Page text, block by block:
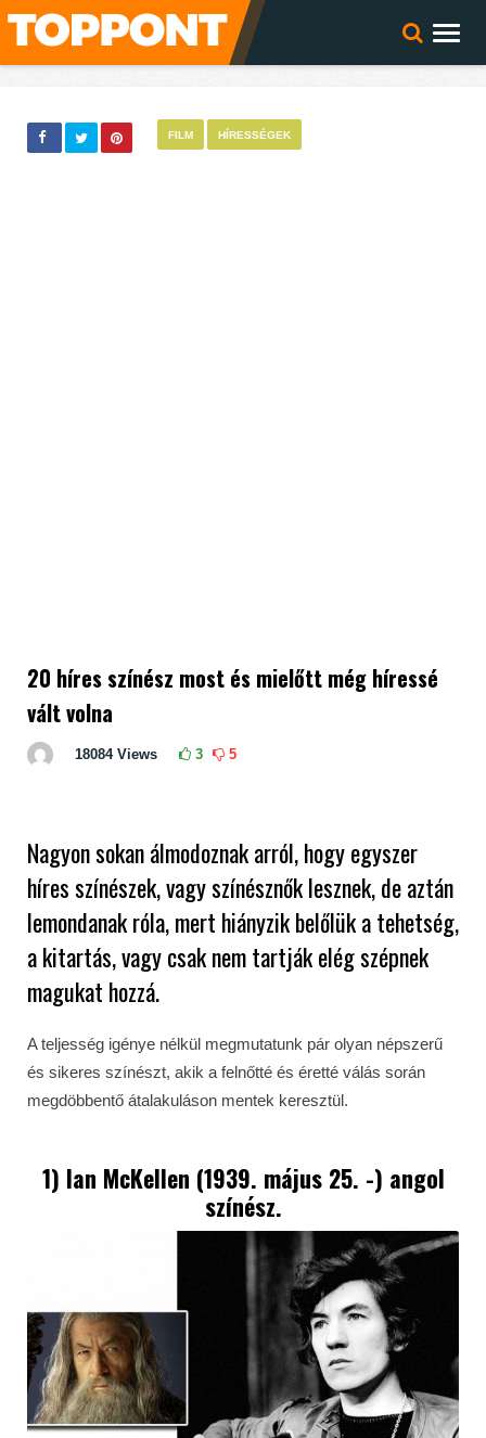
FILM HÍRESSÉGEK
20 híres színész most és mielőtt még híressé
vált volna
18084 Views 3 5
Nagyon sokan álmodoznak arról, hogy egyszer
híres színészek, vagy színésznők lesznek, de aztán
lemondanak róla, mert hiányzik belőlük a tehetség,
a kitartás, vagy csak nem tartják elég szépnek
magukat hozzá.
A teljesség igénye nélkül megmutatunk pár olyan népszerű
és sikeres színészt, akik a felnőtté és éretté válás során
megdöbbentő átalakuláson mentek keresztül.
1) Ian McKellen (1939. május 25. -) angol
színész.